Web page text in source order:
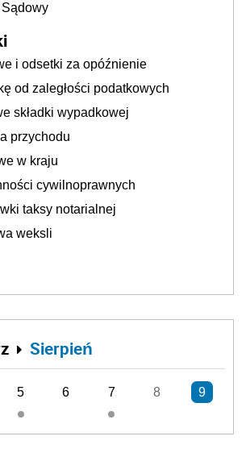
i odsetki za opóźnienie
od zaległości podatkowych
składki wypadkowej
przychodu
w kraju
cywilnoprawnych
taksy notarialnej
weksli
Sierpień
5 6 7 8 9